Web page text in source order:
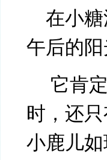
在小糖
午后的
它肯定
时，还
小鹿儿